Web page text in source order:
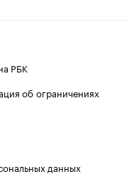
РБК
об ограничениях
данных